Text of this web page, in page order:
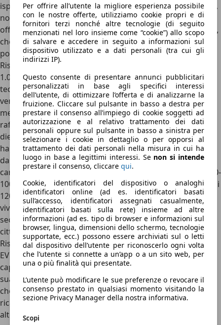
Per offrire all’utente la migliore esperienza possibile
con le nostre offerte, utilizziamo cookie propri e di
fornitori terzi nonché altre tecnologie (di seguito
menzionati nel loro insieme come “cookie”) allo scopo
di salvare e accedere in seguito a informazioni sul
dispositivo utilizzato e a dati personali (tra cui gli
indirizzi IP).
Questo consente di presentare annunci pubblicitari
personalizzati in base agli specifici interessi
dell’utente, di ottimizzare l’offerta e di analizzarne la
fruizione. Cliccare sul pulsante in basso a destra per
prestare il consenso all’impiego di cookie soggetti ad
autorizzazione e al relativo trattamento dei dati
personali oppure sul pulsante in basso a sinistra per
selezionare i cookie in dettaglio o per opporsi al
trattamento dei dati personali nella misura in cui ha
luogo in base a legittimi interessi. Se non si intende
prestare il consenso, cliccare qui.
Cookie, identificatori del dispositivo o analoghi
identificatori online (ad es. identificatori basati
sull’accesso, identificatori assegnati casualmente,
identificatori basati sulla rete) insieme ad altre
informazioni (ad es. tipo di browser e informazioni sul
browser, lingua, dimensioni dello schermo, tecnologie
supportate, ecc.) possono essere archiviati sul o letti
dal dispositivo dell’utente per riconoscerlo ogni volta
che l’utente si connette a un’app o a un sito web, per
una o più finalità qui presentate.
L’utente può modificare le sue preferenze o revocare il
consenso prestato in qualsiasi momento visitando la
sezione Privacy Manager della nostra informativa.
Scopi
ispirato alla Toyota iQ ma comunque piacevole. All’interno,
nonostante le dimensioni davvero contenute la DR 1.0 EV
offre quattro posti e un bagagliaio relativamente capiente,
che parte da 110 litri e arriva a 630 abbattendo il divano
posteriore.
Rispetto ad altre citycar elettriche, però,
1.0 EV hanno un aspetto decisamente curato e
tecnologico, con un grande schermo dell’infotainment
verticale che include anche i comandi del clima. A livello
meccanico, la DR 1.0 EV è dotata di un sistema piuttosto
raffinato di sospensioni, indipendenti sia davanti che
dietro (McPherson all’anteriore e Multilink al posteriore),
ha freni a disco sulle quattro ruote e un motore elettrico
da
61 CV e 150 Nmche spinge sulle ruote posteriori. Sulla
carta, le prestazioni non sono eccezionali: l’
accelerazione 0-
100 km/h è coperta in 17 secondie la velocità massima è di
120 km/h, ma l’eccellente agilità della vettura unita ad un
vivace spunto da ferma (lo 0-50 km/h è coperto in 5
secondi netti) la rendono piuttosto rigida nel traffico
cittadino.
Rispetto ad altre citycar elettriche del 2026, poi, la DR 1.0
EV ha una batteria relativamente grande, con31 kWhdi
capacità netta. Nel ciclo WLTP, infatti, DR ha omologato la
sua 1.0 EV per una percorrenza di210 km nel ciclo misto
che diventano 294 nel ciclo solo urbano. La potenza di
ricarica, infine, non è delle più generose: in corrente
alternata carica infatti ad un massimo di 6,6 kW, mentre in